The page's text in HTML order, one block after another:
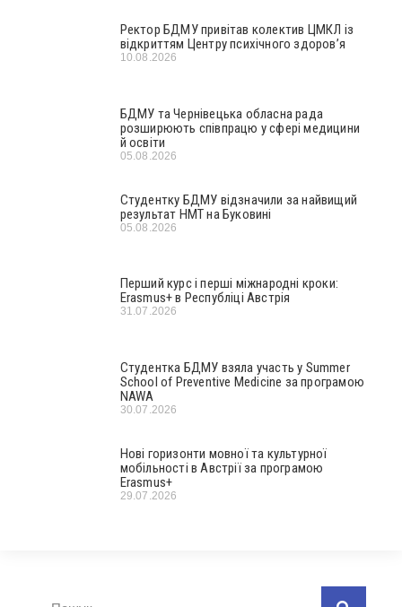
Ректор БДМУ привітав колектив ЦМКЛ із
відкриттям Центру психічного здоров’я
10.08.2026
БДМУ та Чернівецька обласна рада
розширюють співпрацю у сфері медицини
й освіти
05.08.2026
Студентку БДМУ відзначили за найвищий
результат НМТ на Буковині
05.08.2026
Перший курс і перші міжнародні кроки:
Erasmus+ в Республіці Австрія
31.07.2026
Студентка БДМУ взяла участь у Summer
School of Preventive Medicine за програмою
NAWA
30.07.2026
Нові горизонти мовної та культурної
мобільності в Австрії за програмою
Erasmus+
29.07.2026